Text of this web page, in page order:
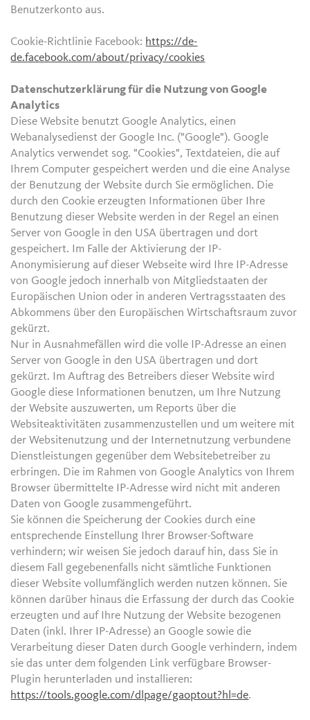
Benutzerkonto aus.
Cookie-Richtlinie Facebook: https://de-
de.facebook.com/about/privacy/cookies
Datenschutzerklärung für die Nutzung von Google
Analytics
Diese Website benutzt Google Analytics, einen
Webanalysedienst der Google Inc. ("Google"). Google
Analytics verwendet sog. "Cookies", Textdateien, die auf
Ihrem Computer gespeichert werden und die eine Analyse
der Benutzung der Website durch Sie ermöglichen. Die
durch den Cookie erzeugten Informationen über Ihre
Benutzung dieser Website werden in der Regel an einen
Server von Google in den USA übertragen und dort
gespeichert. Im Falle der Aktivierung der IP-
Anonymisierung auf dieser Webseite wird Ihre IP-Adresse
von Google jedoch innerhalb von Mitgliedstaaten der
Europäischen Union oder in anderen Vertragsstaaten des
Abkommens über den Europäischen Wirtschaftsraum zuvor
gekürzt.
Nur in Ausnahmefällen wird die volle IP-Adresse an einen
Server von Google in den USA übertragen und dort
gekürzt. Im Auftrag des Betreibers dieser Website wird
Google diese Informationen benutzen, um Ihre Nutzung
der Website auszuwerten, um Reports über die
Websiteaktivitäten zusammenzustellen und um weitere mit
der Websitenutzung und der Internetnutzung verbundene
Dienstleistungen gegenüber dem Websitebetreiber zu
erbringen. Die im Rahmen von Google Analytics von Ihrem
Browser übermittelte IP-Adresse wird nicht mit anderen
Daten von Google zusammengeführt.
Sie können die Speicherung der Cookies durch eine
entsprechende Einstellung Ihrer Browser-Software
verhindern; wir weisen Sie jedoch darauf hin, dass Sie in
diesem Fall gegebenenfalls nicht sämtliche Funktionen
dieser Website vollumfänglich werden nutzen können. Sie
können darüber hinaus die Erfassung der durch das Cookie
erzeugten und auf Ihre Nutzung der Website bezogenen
Daten (inkl. Ihrer IP-Adresse) an Google sowie die
Verarbeitung dieser Daten durch Google verhindern, indem
sie das unter dem folgenden Link verfügbare Browser-
Plugin herunterladen und installieren:
https://tools.google.com/dlpage/gaoptout?hl=de.